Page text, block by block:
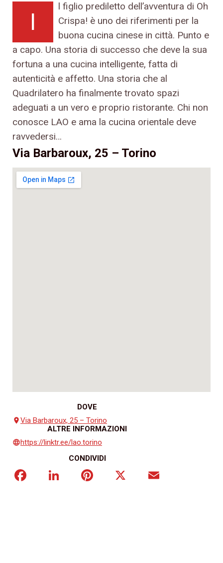
DOVE
placeVia Barbaroux, 25 – Torino
ALTRE INFORMAZIONI
languagehttps://linktr.ee/lao.torino
CONDIVIDI
FacebookLinkedInPinterest
I
l figlio prediletto dell’avventura di Oh
Crispa! è uno dei riferimenti per la
buona cucina cinese in città. Punto e
a capo. Una storia di successo che deve la sua
fortuna a una cucina intelligente, fatta di
autenticità e affetto. Una storia che al
Quadrilatero ha finalmente trovato spazi
adeguati a un vero e proprio ristorante. Chi non
conosce LAO e ama la cucina orientale deve
ravvedersi…
Via Barbaroux, 25 – Torino